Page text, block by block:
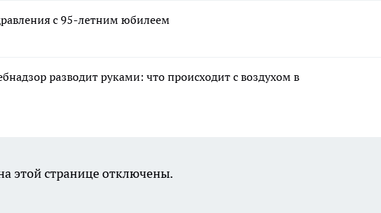
с 95-летним юбилеем
разводит руками: что происходит с воздухом в
этой странице отключены.